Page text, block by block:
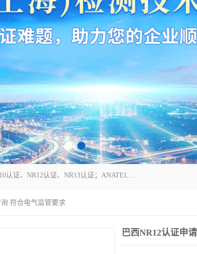
*是一家的测试、评估、检查与认机构，主要从事巴西NR10认证、NR12认证、NR13认证；ANATEL认证、INMTRO认证，欧盟CE认证：MD认证，PED认证，MID认证，ATEX认证，德国蓝色天使认证。
符合电气监管要求
巴西NR12认证申